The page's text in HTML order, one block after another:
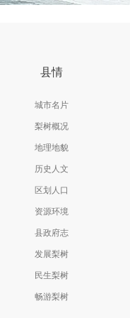
县情
城市名片
梨树概况
地理地貌
历史人文
区划人口
资源环境
县政府志
发展梨树
民生梨树
畅游梨树